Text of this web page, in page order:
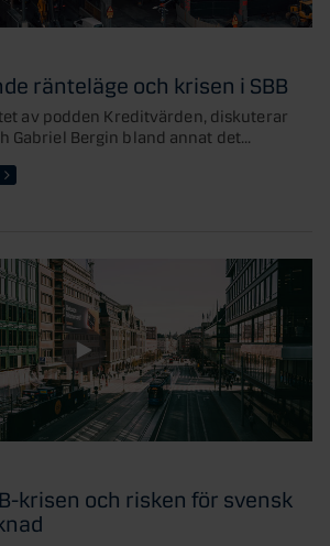
ränteläge och krisen i SBB
av podden Kreditvärden, diskuterar
Gabriel Bergin bland annat det...
krisen och risken för svensk